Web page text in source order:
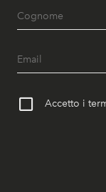
Accetto i